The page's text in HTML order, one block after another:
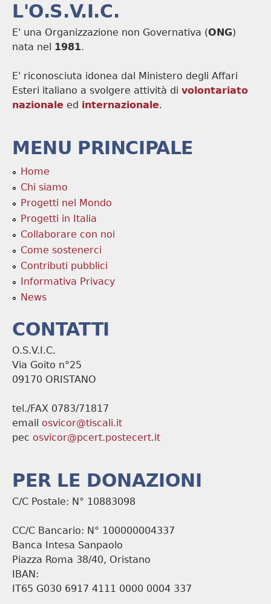
L'O.S.V.I.C.
E' una Organizzazione non Governativa (ONG)
nata nel 1981.
E' riconosciuta idonea dal Ministero degli Affari
Esteri italiano a svolgere attività di volontariato
nazionale ed internazionale.
MENU PRINCIPALE
Home
Chi siamo
Progetti nel Mondo
Progetti in Italia
Collaborare con noi
Come sostenerci
Contributi pubblici
Informativa Privacy
News
CONTATTI
O.S.V.I.C.
Via Goito n°25
09170 ORISTANO
tel./FAX 0783/71817
email osvicor@tiscali.it
pec osvicor@pcert.postecert.it
PER LE DONAZIONI
C/C Postale: N° 10883098
CC/C Bancario: N° 100000004337
Banca Intesa Sanpaolo
Piazza Roma 38/40, Oristano
IBAN:
IT65 G030 6917 4111 0000 0004 337